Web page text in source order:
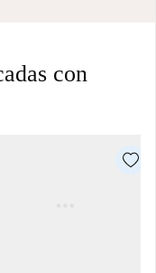
con